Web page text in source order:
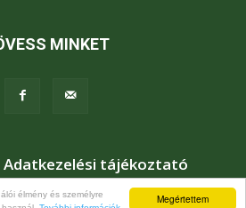
Megértettem
élmény és személyre
MINKET
Adatkezelési tájékoztató
Karrier Kapcsolat